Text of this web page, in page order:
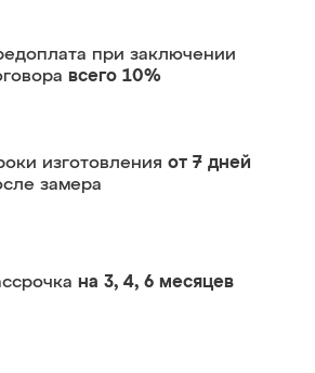
при заключении
всего 10%
изготовления от 7 дней
замера
на 3, 4, 6 месяцев